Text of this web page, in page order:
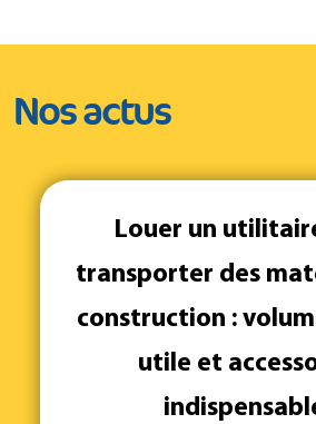
Nos actus
Louer un
transporter des
construction :
utile et